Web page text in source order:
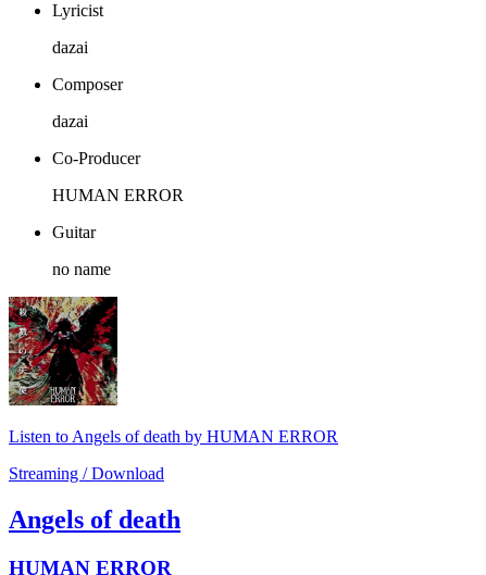
Lyricist
dazai
Composer
dazai
Co-Producer
HUMAN ERROR
Guitar
no name
Listen to Angels of death by HUMAN ERROR
Streaming / Download
Angels of death
HUMAN ERROR